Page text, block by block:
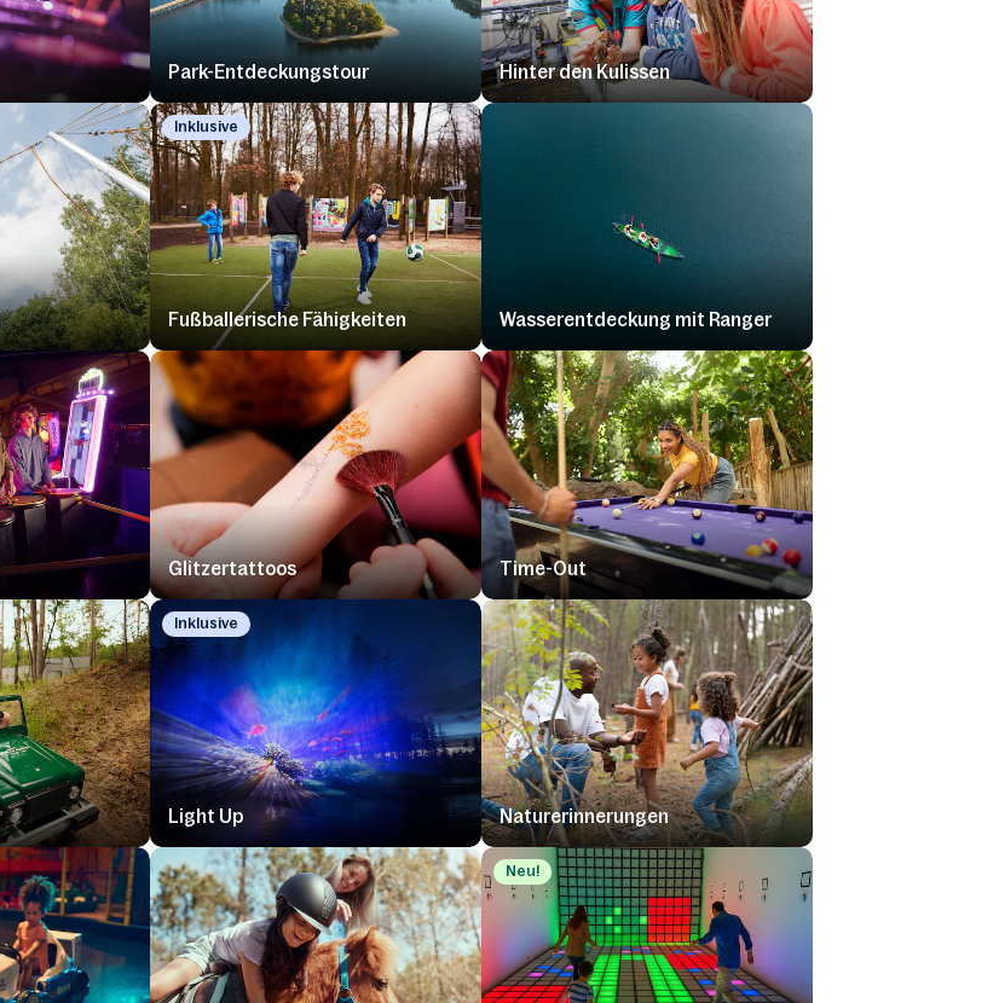
Park-Entdeckungstour Hinter den Kulissen
Inklusive
Fußballerische Fähigkeiten Wasserentdeckung mit Ranger
Glitzertattoos Time-Out
Inklusive
Light Up Naturerinnerungen
Neu!